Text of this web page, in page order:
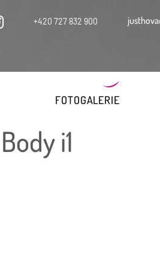
+420 727 832 900
i1
FOTOGALERIE